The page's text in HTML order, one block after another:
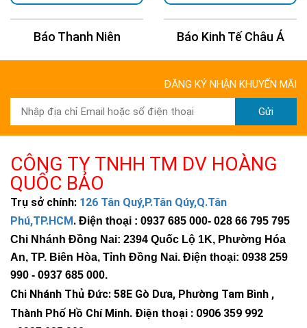
Báo Thanh Niên Báo Kinh Tế Châu Á
ĐĂNG KÝ NHẬN KHUYẾN MÃI
Gửi
CÔNG TY TNHH TM DV HOÀNG
QUỐC BẢO
Trụ sở chính: 126 Tân Quý,P.Tân Qúy,Q.Tân
Phú,TP.HCM. Điện thoại : 0937 685 000- 028 66 795 795
Chi Nhánh Đồng Nai: 2394 Quốc Lộ 1K, Phường Hóa
An, TP. Biên Hòa, Tỉnh Đồng Nai. Điện thoại: 0938 259
990 - 0937 685 000.
Chi Nhánh Thủ Đức: 58E Gò Dưa, Phường Tam Bình ,
Thành Phố Hồ Chí Minh. Điện thoại : 0906 359 992